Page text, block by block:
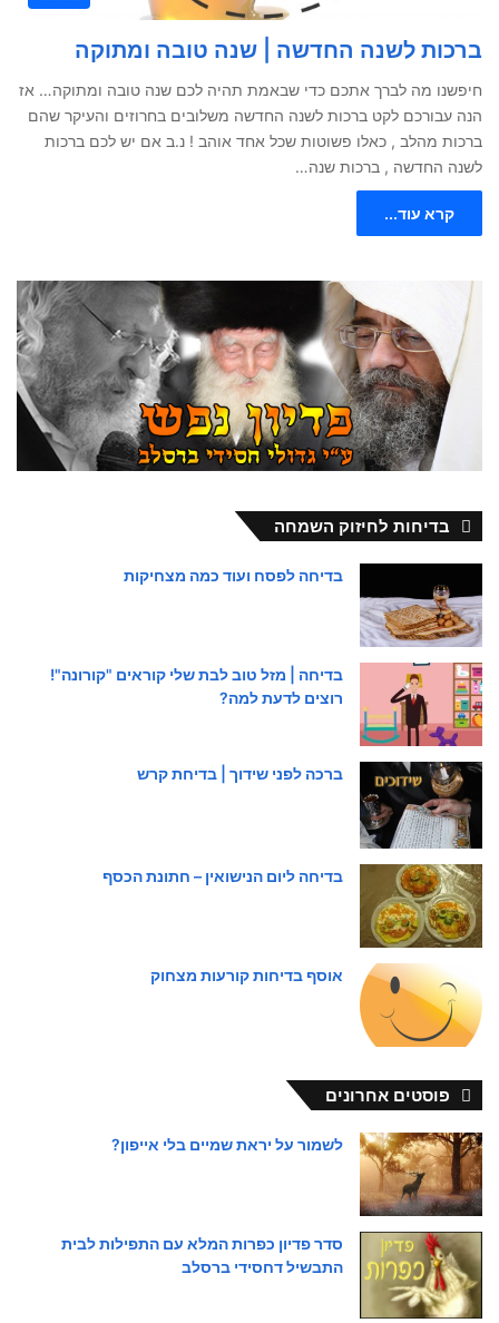
ברכות לשנה החדשה | שנה טובה ומתוקה
חיפשנו מה לברך אתכם כדי שבאמת תהיה לכם שנה טובה ומתוקה… אז
הנה עבורכם לקט ברכות לשנה החדשה משלובים בחרוזים והעיקר שהם
ברכות מהלב , כאלו פשוטות שכל אחד אוהב ! נ.ב אם יש לכם ברכות
לשנה החדשה , ברכות שנה…
קרא עוד...
בדיחות לחיזוק השמחה
בדיחה לפסח ועוד כמה מצחיקות
בדיחה | מזל טוב לבת שלי קוראים "קורונה"!
רוצים לדעת למה?
ברכה לפני שידוך | בדיחת קרש
בדיחה ליום הנישואין – חתונת הכסף
אוסף בדיחות קורעות מצחוק
פוסטים אחרונים
לשמור על יראת שמיים בלי אייפון?
סדר פדיון כפרות המלא עם התפילות לבית
התבשיל דחסידי ברסלב